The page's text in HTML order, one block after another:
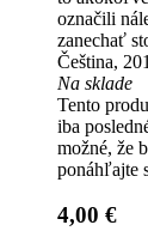
označili
zanechať
Čeština,
Na sklade
Tento
iba
možné, že
ponáhľajte
4,00 €